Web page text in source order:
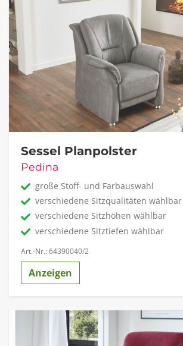
Sessel Planpolster
Pedina
große Stoff- und Farbauswahl
verschiedene Sitzqualitäten wählbar
verschiedene Sitzhöhen wählbar
verschiedene Sitztiefen wählbar
Art.-Nr.: 64390040/2
Anzeigen